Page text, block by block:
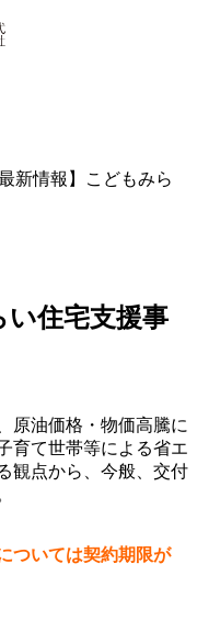
最新情報】こどもみら
い住宅支援事
原油価格・物価高騰に
育て世帯等による省エ
観点から、今般、交付
ついては契約期限が